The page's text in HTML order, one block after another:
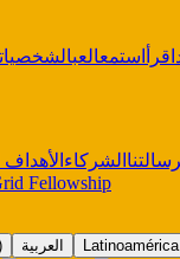
اقرأ استمعالعبالشخصيات
الشركاء الأهداف
Fellowship
العربية Latinoamérica